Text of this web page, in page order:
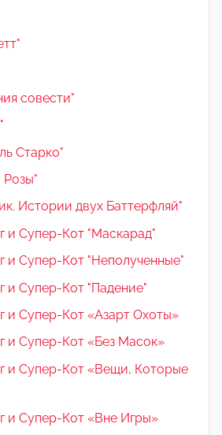
совести"
Старко"
Истории двух Баттерфляй"
и Супер-Кот "Маскарад"
и Супер-Кот "Неполученные"
и Супер-Кот "Падение"
и Супер-Кот «Азарт Охоты»
и Супер-Кот «Без Масок»
и Супер-Кот «Вещи, Которые
и Супер-Кот «Вне Игры»